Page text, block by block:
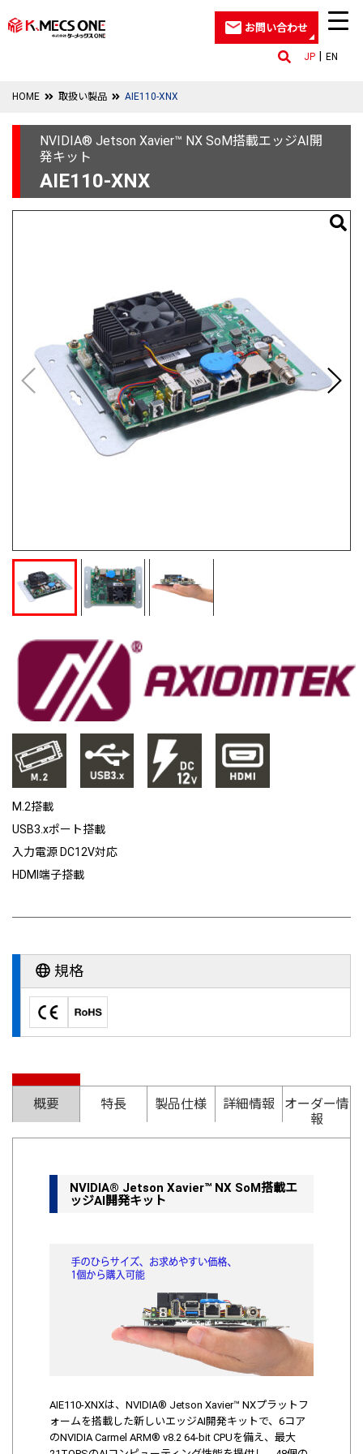
JP EN
お問い合わせ
HOME 取扱い製品 AIE110-XNX
NVIDIA® Jetson Xavier™ NX SoM搭載エッジAI開
発キット
AIE110-XNX
M.2搭載
USB3.xポート搭載
入力電源 DC12V対応
HDMI端子搭載
規格
概要 特長 製品仕様 詳細情報
オーダー情
報
NVIDIA® Jetson Xavier™ NX SoM搭載エ
ッジAI開発キット
AIE110-XNXは、NVIDIA® Jetson Xavier™ NXプラットフ
ォームを搭載した新しいエッジAI開発キットで、6コア
のNVIDIA Carmel ARM® v8.2 64-bit CPUを備え、最大